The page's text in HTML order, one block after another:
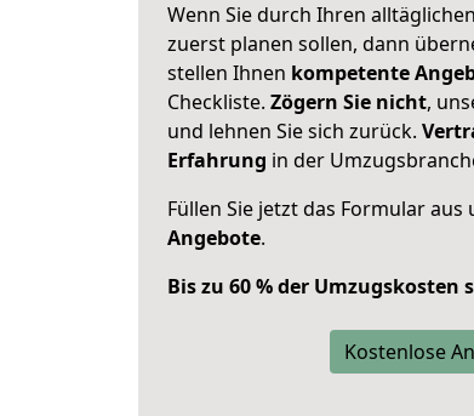
Wenn Sie durch Ihren
zuerst planen sollen, dann
stellen Ihnen kompetente
Checkliste. Zögern Sie nicht,
und lehnen Sie sich zurück.
Erfahrung in der
Füllen Sie jetzt das Formular aus
Angebote.
Bis zu 60 % der Umzugskosten
Kostenlose